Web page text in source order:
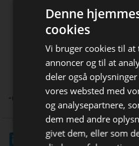
Bliv
Sikre
Vejletrappen
Individuelle
Smukt og
-dc
LinkedIn
Del
Denne
cookies
Vi bruger cookies til
annoncer og til at
deler også
vores websted med
og analysepartnere,
dem med andre
givet dem, eller som